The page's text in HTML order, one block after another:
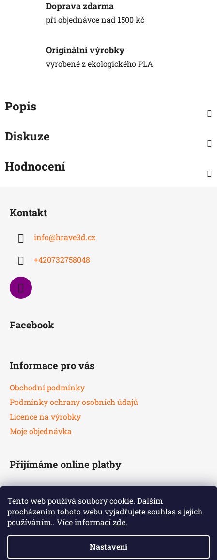
Tento web používá soubory cookie. Dalším
procházením tohoto webu vyjadřujete souhlas s jejich
používáním.. Více informacízde.
Nastavení
Doprava zdarma
při objednávce nad 1500 kč
Originální výrobky
vyrobené z ekologického PLA
Popis
Diskuze
Hodnocení
Kontakt
info@hrave3d.cz
+420732758048
Facebook
Informace pro vás
Obchodní podmínky
Podmínky ochrany osobních údajů
Licence na výrobky
Moje objednávka
Přijímáme online platby